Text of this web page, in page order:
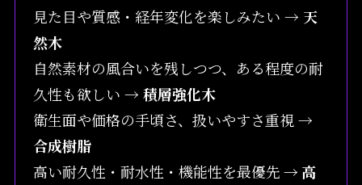
見た目や質感・経年変化を楽しみたい → 天
然木
自然素材の風合いを残しつつ、ある程度の耐
久性も欲しい →積層強化木
衛生面や価格の手頃さ、扱いやすさ重視 →
合成樹脂
高い耐久性・耐水性・機能性を最優先→ 高